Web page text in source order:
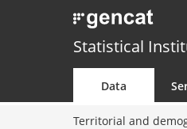
Statistical
Data
Territorial and